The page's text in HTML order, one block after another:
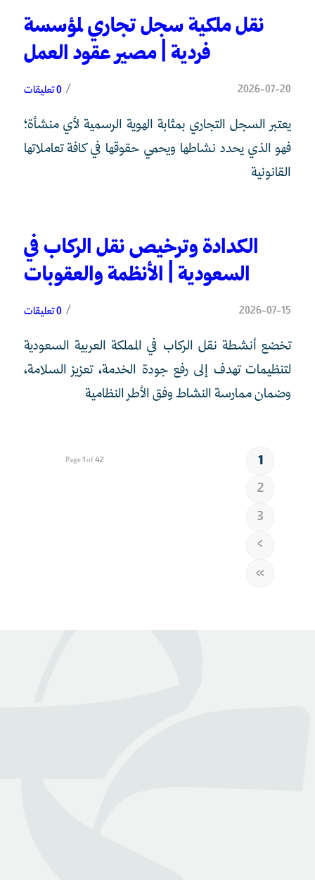
نقل ملكية سجل تجاري لمؤسسة
فردية | مصير عقود العمل
2026-07-20
/ 0 تعليقات
يعتبر السجل التجاري بمثابة الهوية الرسمية لأي منشأة؛
فهو الذي يحدد نشاطها ويحمي حقوقها في كافة تعاملاتها
القانونية
الكدادة وترخيص نقل الركاب في
السعودية | الأنظمة والعقوبات
2026-07-15
/ 0 تعليقات
تخضع أنشطة نقل الركاب في المملكة العربية السعودية
لتنظيمات تهدف إلى رفع جودة الخدمة، تعزيز السلامة،
وضمان ممارسة النشاط وفق الأطر النظامية
Page 1 of 42 1
2
3
›
»